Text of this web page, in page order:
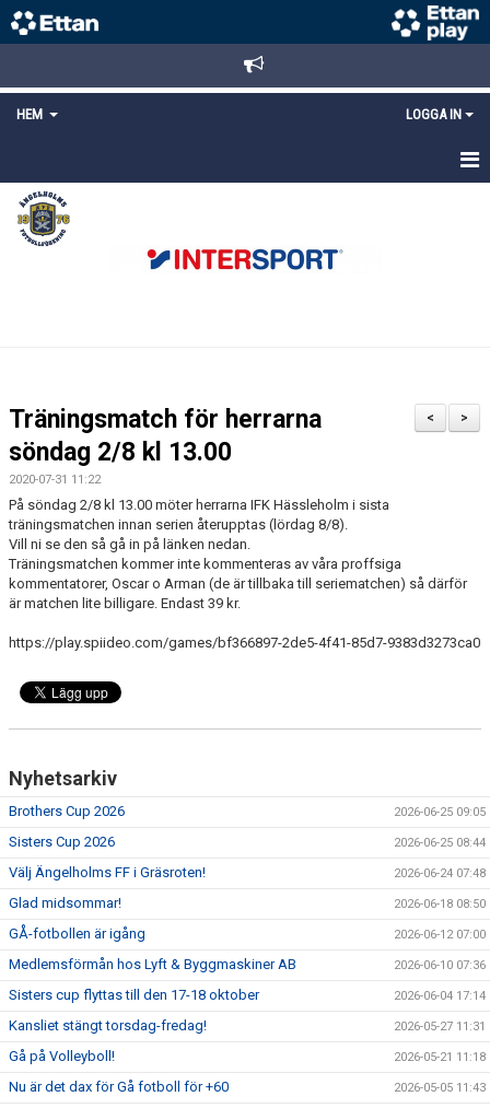
HEM LOGGA IN
STARTSIDA
NYHETER
LÄNKAR
MEDLEMS OCH TRÄNINGSAVGIFTER
>
<
Träningsmatch för herrarna
söndag 2/8 kl 13.00
2020-07-31 11:22
På söndag 2/8 kl 13.00 möter herrarna IFK Hässleholm i sista
träningsmatchen innan serien återupptas (lördag 8/8).
Vill ni se den så gå in på länken nedan.
Träningsmatchen kommer inte kommenteras av våra proffsiga
kommentatorer, Oscar o Arman (de är tillbaka till seriematchen) så därför
är matchen lite billigare. Endast 39 kr.
https://play.spiideo.com/games/bf366897-2de5-4f41-85d7-9383d3273ca0
Nyhetsarkiv
Brothers Cup 2026 2026-06-25 09:05
Sisters Cup 2026 2026-06-25 08:44
Välj Ängelholms FF i Gräsroten! 2026-06-24 07:48
Glad midsommar! 2026-06-18 08:50
GÅ-fotbollen är igång 2026-06-12 07:00
Medlemsförmån hos Lyft & Byggmaskiner AB 2026-06-10 07:36
Sisters cup flyttas till den 17-18 oktober 2026-06-04 17:14
Kansliet stängt torsdag-fredag! 2026-05-27 11:31
Gå på Volleyboll! 2026-05-21 11:18
Nu är det dax för Gå fotboll för +60 2026-05-05 11:43